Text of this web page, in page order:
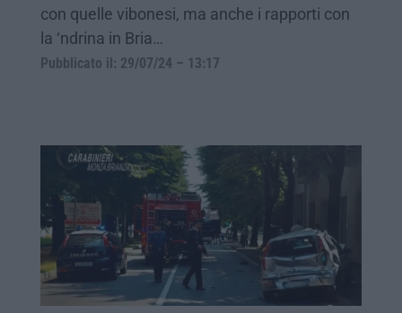
con quelle vibonesi, ma anche i rapporti con
la ‘ndrina in Bria…
Pubblicato il: 29/07/24 – 13:17